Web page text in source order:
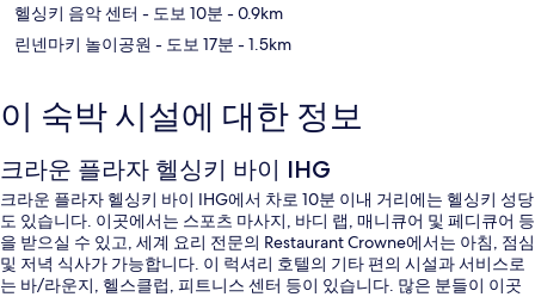
헬싱키 음악 센터 - 도보 10분 - 0.9km
린넨마키 놀이공원 - 도보 17분 - 1.5km
이 숙박 시설에 대한 정보
크라운 플라자 헬싱키 바이 IHG
크라운 플라자 헬싱키 바이 IHG에서 차로 10분 이내 거리에는 헬싱키 성당
도 있습니다. 이곳에서는 스포츠 마사지, 바디 랩, 매니큐어 및 페디큐어 등
을 받으실 수 있고, 세계 요리 전문의 Restaurant Crowne에서는 아침, 점심
및 저녁 식사가 가능합니다. 이 럭셔리 호텔의 기타 편의 시설과 서비스로
는 바/라운지, 헬스클럽, 피트니스 센터 등이 있습니다. 많은 분들이 이곳